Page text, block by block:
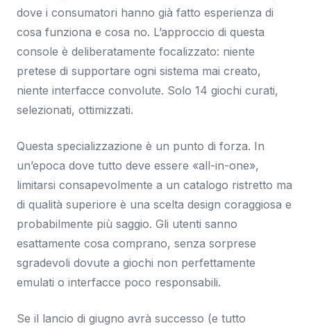
dove i consumatori hanno già fatto esperienza di
cosa funziona e cosa no. L’approccio di questa
console è deliberatamente focalizzato: niente
pretese di supportare ogni sistema mai creato,
niente interfacce convolute. Solo 14 giochi curati,
selezionati, ottimizzati.
Questa specializzazione è un punto di forza. In
un’epoca dove tutto deve essere «all-in-one»,
limitarsi consapevolmente a un catalogo ristretto ma
di qualità superiore è una scelta design coraggiosa e
probabilmente più saggio. Gli utenti sanno
esattamente cosa comprano, senza sorprese
sgradevoli dovute a giochi non perfettamente
emulati o interfacce poco responsabili.
Se il lancio di giugno avrà successo (e tutto